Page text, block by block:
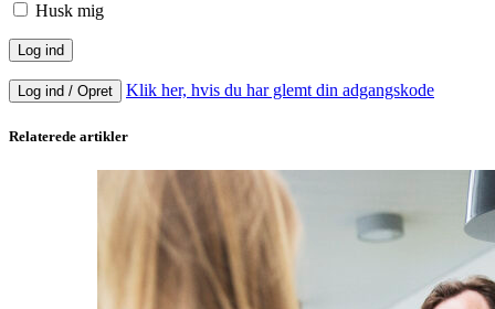
Husk mig
Log ind / Opret Klik her, hvis du har glemt din adgangskode
Relaterede artikler